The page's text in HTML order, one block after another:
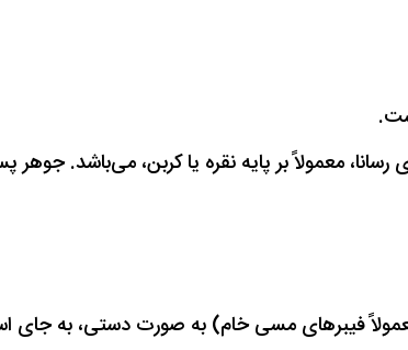
معمولاً بر پایه نقره یا کربن، می‌باشد.
فیبرهای مسی خام) به صورت دستی، به جای